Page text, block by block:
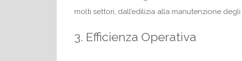
molti settori, dall’edilizia alla manutenzione degli
3. Efficienza Operativa